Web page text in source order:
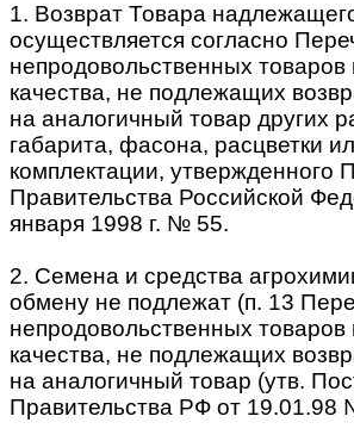
1. Возврат Товара
осуществляется согласно
непродовольственных
качества, не подлежащих
на аналогичный товар других
габарита, фасона, расцветки
комплектации, утвержденного
Правительства Российской
января 1998 г. № 55.
2. Семена и средства
обмену не подлежат (п. 13
непродовольственных
качества, не подлежащих
на аналогичный товар (утв.
Правительства РФ от 19.01.98